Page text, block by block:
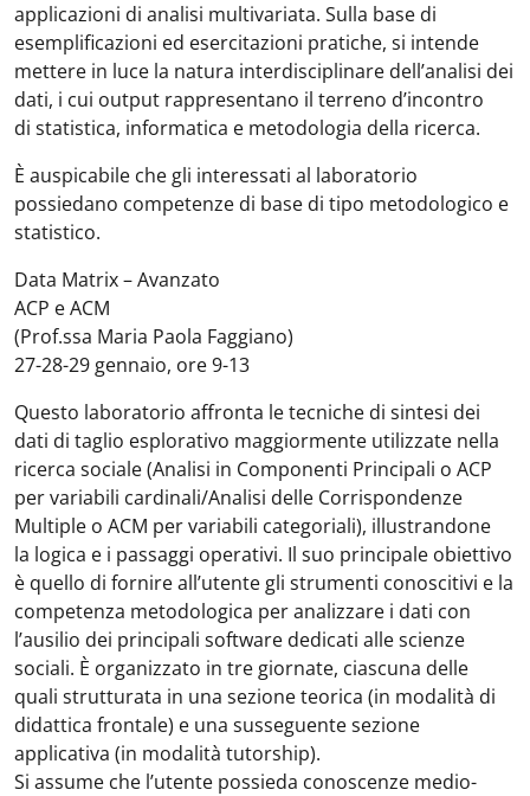
applicazioni di analisi multivariata. Sulla base di
esemplificazioni ed esercitazioni pratiche, si intende
mettere in luce la natura interdisciplinare dell’analisi dei
dati, i cui output rappresentano il terreno d’incontro
di statistica, informatica e metodologia della ricerca.
È auspicabile che gli interessati al laboratorio
possiedano competenze di base di tipo metodologico e
statistico.
Data Matrix – Avanzato
ACP e ACM
(Prof.ssa Maria Paola Faggiano)
27-28-29 gennaio, ore 9-13
Questo laboratorio affronta le tecniche di sintesi dei
dati di taglio esplorativo maggiormente utilizzate nella
ricerca sociale (Analisi in Componenti Principali o ACP
per variabili cardinali/Analisi delle Corrispondenze
Multiple o ACM per variabili categoriali), illustrandone
la logica e i passaggi operativi. Il suo principale obiettivo
è quello di fornire all’utente gli strumenti conoscitivi e la
competenza metodologica per analizzare i dati con
l’ausilio dei principali software dedicati alle scienze
sociali. È organizzato in tre giornate, ciascuna delle
quali strutturata in una sezione teorica (in modalità di
didattica frontale) e una susseguente sezione
applicativa (in modalità tutorship).
Si assume che l’utente possieda conoscenze medio-